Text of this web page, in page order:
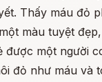
Thấy máu đỏ
màu tuyệt
được một người
đỏ như máu và